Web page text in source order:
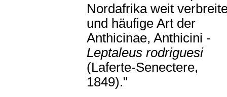
Nordafrika weit
und häufige Art der
Anthicinae, Anthicini -
Leptaleus rodriguesi
(Laferte-Senectere,
1849)."